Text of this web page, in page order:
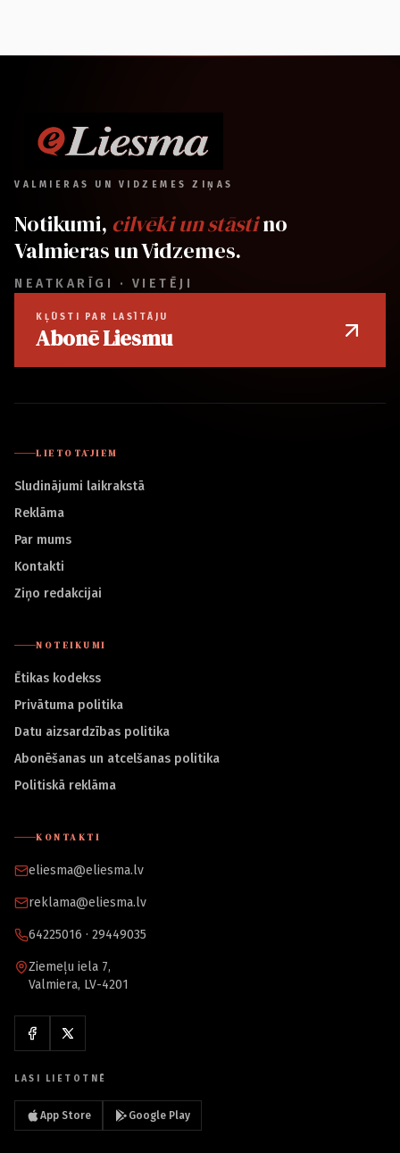
VALMIERAS UN VIDZEMES ZIŅAS
Notikumi, cilvēki un stāstino
Valmieras un Vidzemes.
NEATKARĪGI · VIETĒJI
KĻŪSTI PAR LASĪTĀJU
Abonē Liesmu
LIETOTĀJIEM
Sludinājumi laikrakstā
Reklāma
Par mums
Kontakti
Ziņo redakcijai
NOTEIKUMI
Ētikas kodekss
Privātuma politika
Datu aizsardzības politika
Abonēšanas un atcelšanas politika
Politiskā reklāma
KONTAKTI
eliesma@eliesma.lv
reklama@eliesma.lv
64225016 · 29449035
Ziemeļu iela 7,
Valmiera, LV-4201
LASI LIETOTNĒ
App Store Google Play